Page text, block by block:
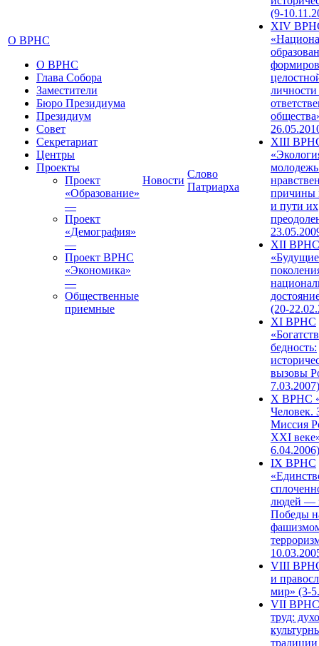
О ВРНС
О ВРНС
Глава Собора
Заместители
Бюро Президиума
Президиум
Совет
Секретариат
Центры
Проекты
Проект
«Образование»
—
Проект
«Демография»
—
Проект ВРНС
«Экономика»
—
Общественные
приемные
Новости
Слово
Патриарха
(9-
XIV
XIII
причины
и пути их
XII ВРНС
«Будущие
(20-
XI ВРНС
бедность:
вызовы
7.03.2007)
X ВРНС
Человек.
Миссия
XXI
6.04.2006)
IX ВРНС
людей —
Победы
VIII
и
мир» (3-
VII ВРНС
труд: